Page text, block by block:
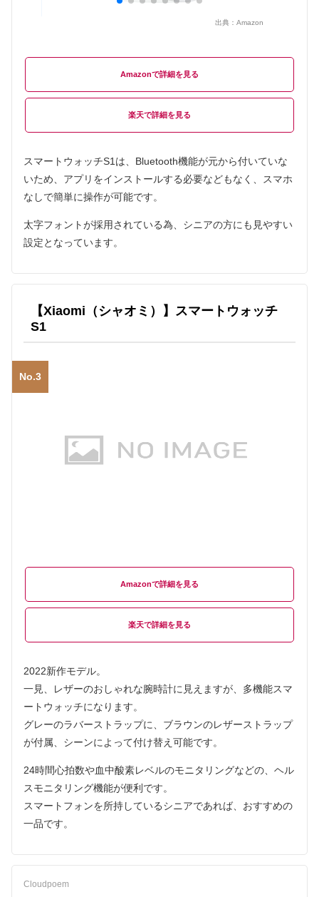
出典： Amazon
Amazon
楽天
スマートウォッチS1は、Bluetooth機能が元から付いていな
いため、アプリをインストールする必要などもなく、スマホ
なしで簡単に操作が可能です。
太字フォントが採用されている為、シニアの方にも見やすい
設定となっています。
【Xiaomi（シャオミ）】スマートウォッチ
S1
No.3
Amazon
楽天
2022新作モデル。
一見、レザーのおしゃれな腕時計に見えますが、多機能スマ
ートウォッチになります。
グレーのラバーストラップに、ブラウンのレザーストラップ
が付属、シーンによって付け替え可能です。
24時間心拍数や血中酸素レベルのモニタリングなどの、ヘル
スモニタリング機能が便利です。
スマートフォンを所持しているシニアであれば、おすすめの
一品です。
Cloudpoem